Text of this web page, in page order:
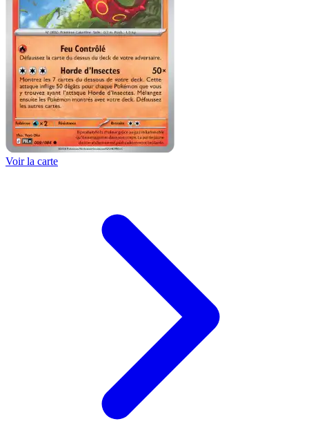
Voir la carte